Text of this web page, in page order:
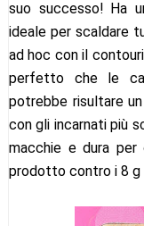
suo successo! Ha
ideale per scaldare
ad hoc con il
perfetto che le
potrebbe risultare
con gli incarnati più
macchie e dura
prodotto contro i 8 g